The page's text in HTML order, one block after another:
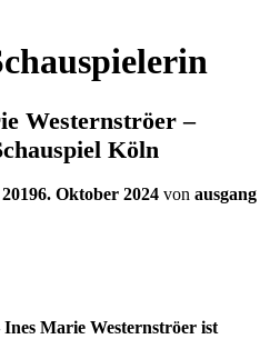
Westernströer –
Köln
6. Oktober 2024 von ausgang
Marie Westernströer ist